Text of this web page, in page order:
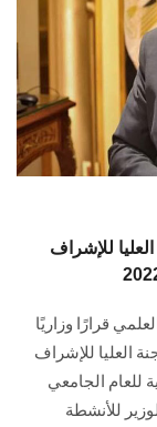
للإشراف
قرارًا وزاريًا
تشكيل اللجنة العليا للإشراف
للعام الجامعي
للأنشطة